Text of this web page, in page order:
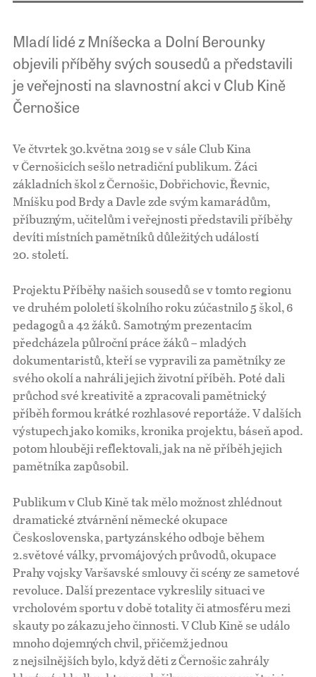
Mladí lidé z Mníšecka a Dolní Berounky
objevili příběhy svých sousedů a představili
je veřejnosti na slavnostní akci v Club Kině
Černošice
Ve čtvrtek 30.května 2019 se v sále Club Kina
v Černošicích sešlo netradiční publikum. Žáci
základních škol z Černošic, Dobřichovic, Řevnic,
Mníšku pod Brdy a Davle zde svým kamarádům,
příbuzným, učitelům i veřejnosti představili příběhy
devíti místních pamětníků důležitých událostí
20. století.
Projektu Příběhy našich sousedů se v tomto regionu
ve druhém pololetí školního roku zúčastnilo 5 škol, 6
pedagogů a 42 žáků. Samotným prezentacím
předcházela půlroční práce žáků – mladých
dokumentaristů, kteří se vypravili za pamětníky ze
svého okolí a nahráli jejich životní příběh. Poté dali
průchod své kreativitě a zpracovali pamětnický
příběh formou krátké rozhlasové reportáže. V dalších
výstupech jako komiks, kronika projektu, báseň apod.
potom hlouběji reflektovali, jak na ně příběh jejich
pamětníka zapůsobil.
Publikum v Club Kině tak mělo možnost zhlédnout
dramatické ztvárnění německé okupace
Československa, partyzánského odboje během
2.světové války, prvomájových průvodů, okupace
Prahy vojsky Varšavské smlouvy či scény ze sametové
revoluce. Další prezentace vykreslily situaci ve
vrcholovém sportu v době totality či atmosféru mezi
skauty po zákazu jeho činnosti. V Club Kině se událo
mnoho dojemných chvil, přičemž jednou
z nejsilnějších bylo, když děti z Černošic zahrály